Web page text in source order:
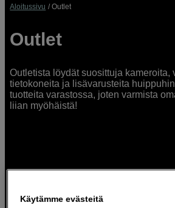
Aloitussivu Outlet
Outlet
Outletista löydät suosittuja kameroita,
tietokoneita ja lisävarusteita
tuotteita varastossa, joten varmista
liian myöhäistä!
Käytämme evästeitä